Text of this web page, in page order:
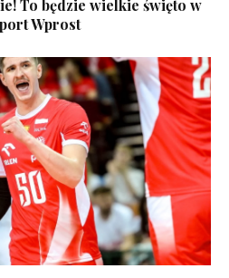
To będzie wielkie święto w
Wprost